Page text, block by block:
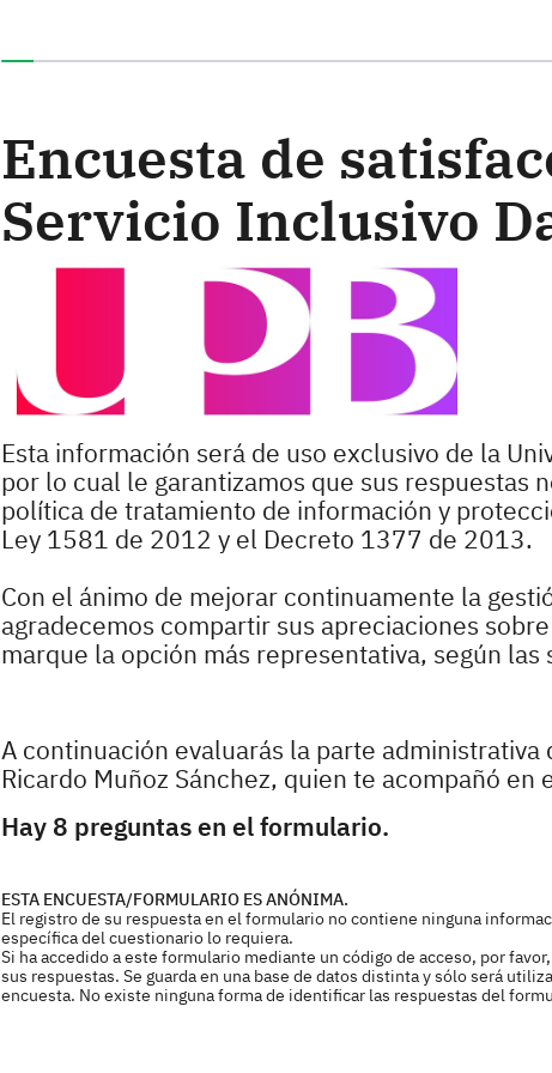
Encuesta de
Servicio Inclusivo
Esta información será de uso exclusivo de la
por lo cual le garantizamos que sus respuestas
política de tratamiento de información y
Ley 1581 de 2012 y el Decreto 1377 de 2013.
Con el ánimo de mejorar continuamente la
agradecemos compartir sus apreciaciones
marque la opción más representativa, según
A continuación evaluarás la parte
Ricardo Muñoz Sánchez, quien te acompañó en
Hay 8 preguntas en el formulario.
ESTA ENCUESTA/FORMULARIO ES ANÓNIMA.
El registro de su respuesta en el formulario no contiene ninguna
específica del cuestionario lo requiera.
Si ha accedido a este formulario mediante un código de acceso, por
sus respuestas. Se guarda en una base de datos distinta y sólo será
encuesta. No existe ninguna forma de identificar las respuestas del